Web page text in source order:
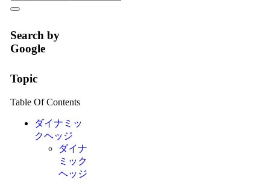
Search by
Google
Topic
Table Of Contents
ダイナミッ
クヘッジ
ダイナ
ミック
ヘッジ